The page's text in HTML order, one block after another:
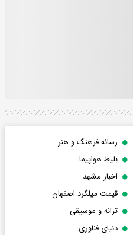
رسانه فرهنگ و هنر
بلیط هواپیما
اخبار مشهد
قیمت میلگرد اصفهان
ترانه و موسیقی
دنیای فناوری